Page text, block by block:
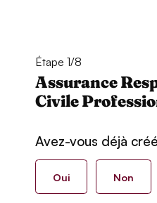
Étape 1/8
Assurance
Civile
Avez-vous déjà
Oui Non